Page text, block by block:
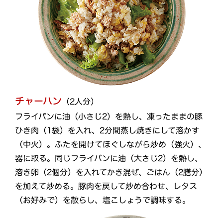
チャーハン （2人分）
フライパンに油（小さじ2）を熱し、凍ったままの豚
ひき肉（1袋）を入れ、2分間蒸し焼きにして溶かす
（中火）。ふたを開けてほぐしながら炒め（強火）、
器に取る。同じフライパンに油（大さじ2）を熱し、
溶き卵（2個分）を入れてかき混ぜ、ごはん（2膳分）
を加えて炒める。豚肉を戻して炒め合わせ、レタス
（お好みで）を散らし、塩こしょうで調味する。